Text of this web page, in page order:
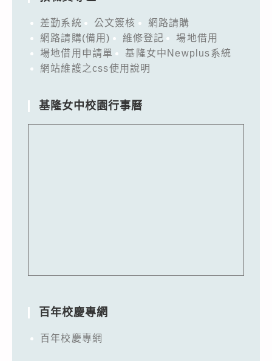
差勤系統 公文簽核
網路請購
網路請購(備用)
維修登記
場地借用
場地借用申請單
基隆女中Newplus系統
網站維護之css使用說明
基隆女中校園行事曆
百年校慶專網
百年校慶專網